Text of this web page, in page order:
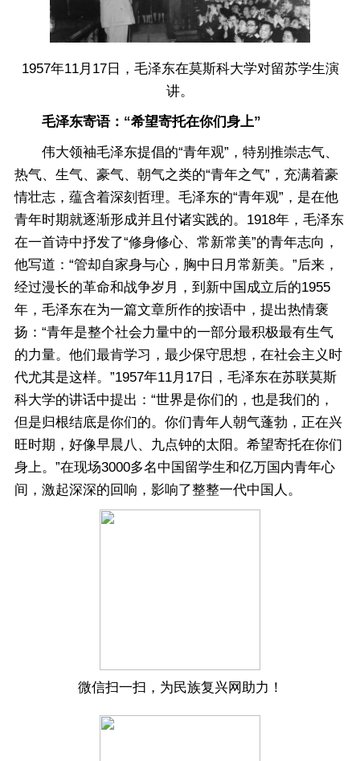
1957年11月17日，毛泽东在莫斯科大学对留苏学生演
讲。
毛泽东寄语：“希望寄托在你们身上”
伟大领袖毛泽东提倡的“青年观”，特别推崇志气、
热气、生气、豪气、朝气之类的“青年之气”，充满着豪
情壮志，蕴含着深刻哲理。毛泽东的“青年观”，是在他
青年时期就逐渐形成并且付诸实践的。1918年，毛泽东
在一首诗中抒发了“修身修心、常新常美”的青年志向，
他写道：“管却自家身与心，胸中日月常新美。”后来，
经过漫长的革命和战争岁月，到新中国成立后的1955
年，毛泽东在为一篇文章所作的按语中，提出热情褒
扬：“青年是整个社会力量中的一部分最积极最有生气
的力量。他们最肯学习，最少保守思想，在社会主义时
代尤其是这样。”1957年11月17日，毛泽东在苏联莫斯
科大学的讲话中提出：“世界是你们的，也是我们的，
但是归根结底是你们的。你们青年人朝气蓬勃，正在兴
旺时期，好像早晨八、九点钟的太阳。希望寄托在你们
身上。”在现场3000多名中国留学生和亿万国内青年心
间，激起深深的回响，影响了整整一代中国人。
微信扫一扫，为民族复兴网助力！